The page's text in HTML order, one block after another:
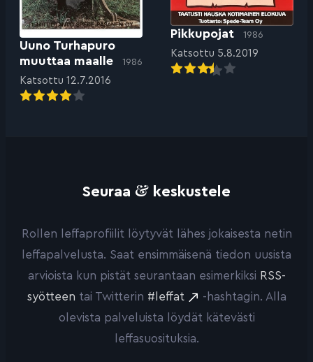
Uuno Turhapuro
muuttaa maalle
1986
Katsottu 12.7.2016
Pikkupojat 1986
Katsottu 5.8.2019
Seuraa & keskustele
Rollen leffaprofiilit löytyvät lähes jokaisesta netin
leffapalvelusta. Saat ensimmäisenä tiedon uusista
arvioista kun pistät seurantaan esimerkiksi RSS-
syötteen tai Twitterin #leffat
-hashtagin. Alla
olevista palveluista löydät kätevästi
leffasuosituksia.